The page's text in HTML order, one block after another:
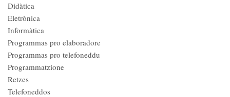
Didàtica
Eletrònica
Informàtica
Programmas pro elaboradore
Programmas pro telefoneddu
Programmatzione
Retzes
Telefoneddos